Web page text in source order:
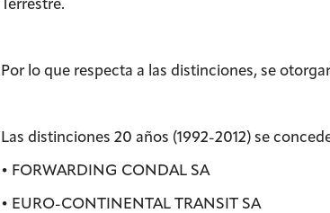
Por lo que respecta a las distinciones, se
Las distinciones 20 años (1992-2012) se
• FORWARDING CONDAL SA
• EURO-CONTINENTAL TRANSIT SA